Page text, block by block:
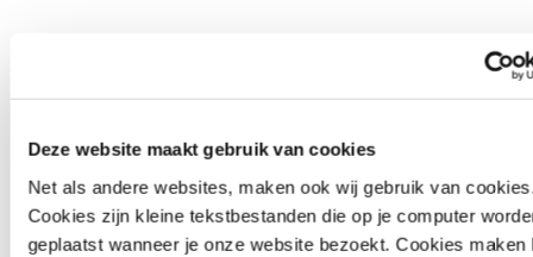
Deze website maakt gebruik van cookies
Net als andere websites, maken ook wij gebruik van
Cookies zijn kleine tekstbestanden die op je computer
geplaatst wanneer je onze website bezoekt. Cookies maken